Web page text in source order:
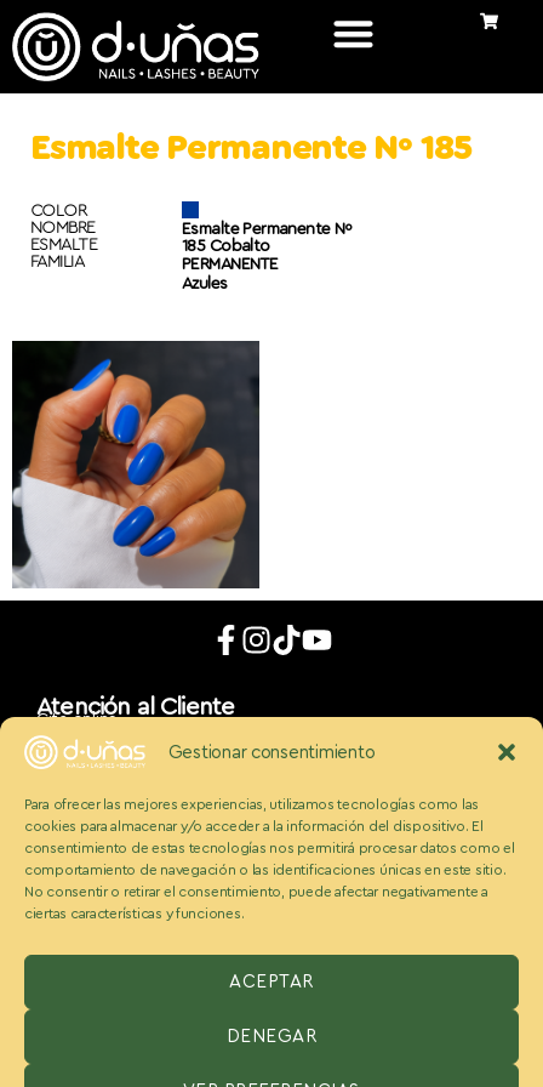
Gestionar consentimiento
Para ofrecer las mejores experiencias, utilizamos tecnologías como las
cookies para almacenar y/o acceder a la información del dispositivo. El
consentimiento de estas tecnologías nos permitirá procesar datos como el
comportamiento de navegación o las identificaciones únicas en este sitio.
No consentir o retirar el consentimiento, puede afectar negativamente a
ciertas características y funciones.
ACEPTAR
DENEGAR
Esmalte Permanente Nº 185
COLOR
NOMBRE
ESMALTE
FAMILIA
Esmalte Permanente Nº
185 Cobalto
PERMANENTE
Azules
Atención al Cliente
Cita online
App móvil
d_uñaslovers
Bonos d-uñas
Contacto
Conócenos
Somos Ecobeauty
Conocenos
Medios
Blog